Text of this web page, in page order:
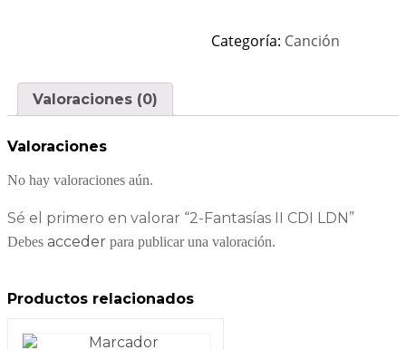
Categoría: Canción
Valoraciones (0)
Valoraciones
No hay valoraciones aún.
Sé el primero en valorar “2-Fantasías II CDI LDN”
Debes acceder para publicar una valoración.
Productos relacionados